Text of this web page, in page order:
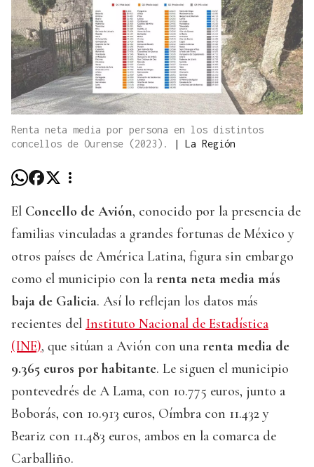
Renta neta media por persona en los distintos
concellos de Ourense (2023).
| La Región
El Concello de Avión, conocido por la presencia de
familias vinculadas a grandes fortunas de México y
otros países de América Latina, figura sin embargo
como el municipio con la renta neta media más
baja de Galicia. Así lo reflejan los datos más
recientes del Instituto Nacional de Estadística
(INE), que sitúan a Avión con una renta media de
9.365 euros por habitante. Le siguen el municipio
pontevedrés de A Lama, con 10.775 euros, junto a
Boborás, con 10.913 euros, Oímbra con 11.432 y
Beariz con 11.483 euros, ambos en la comarca de
Carballiño.